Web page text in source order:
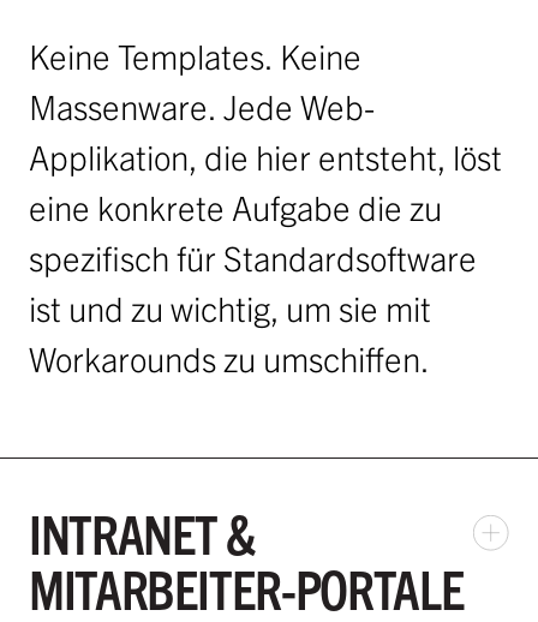
Keine Templates. Keine
Massenware. Jede Web-
Applikation, die hier entsteht, löst
eine konkrete Aufgabe die zu
spezifisch für Standardsoftware
ist und zu wichtig, um sie mit
Workarounds zu umschiffen.
INTRANET &
MITARBEITER-PORTALE